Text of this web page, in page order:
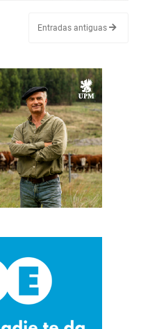
Entradas antiguas